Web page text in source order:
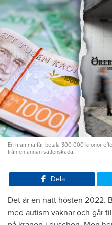
En mamma får betala 300 000 kronor
från en annan vattenskada.
Dela
Det är en natt hösten 2022.
med autism vaknar och går